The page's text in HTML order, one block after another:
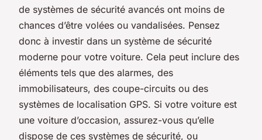
de systèmes de sécurité avancés ont moins de
chances d’être volées ou vandalisées. Pensez
donc à investir dans un système de sécurité
moderne pour votre voiture. Cela peut inclure des
éléments tels que des alarmes, des
immobilisateurs, des coupe-circuits ou des
systèmes de localisation GPS. Si votre voiture est
une voiture d’occasion, assurez-vous qu’elle
dispose de ces systèmes de sécurité, ou